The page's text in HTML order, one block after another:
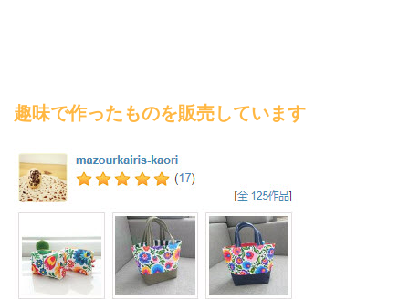
趣味で作ったものを販売しています